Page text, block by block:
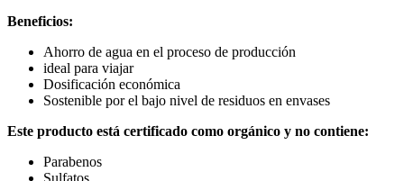
Beneficios:
Ahorro de agua en el proceso de producción
ideal para viajar
Dosificación económica
Sostenible por el bajo nivel de residuos en envases
Este producto está certificado como orgánico y no contiene:
Parabenos